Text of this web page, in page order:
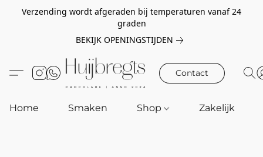
Verzending wordt afgeraden bij temperaturen vanaf 24
graden
BEKIJK OPENINGSTIJDEN
Contact
Home Smaken Shop Zakelijk